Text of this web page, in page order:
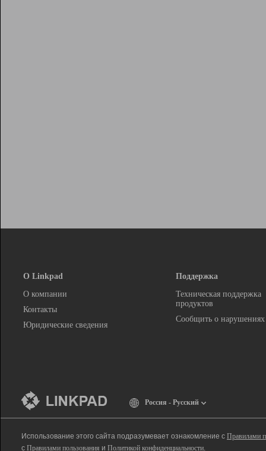
О Linkpad
О компании
Контакты
Юридические сведения
Поддержка
Техническая поддержка
продуктов
Сообщить о нарушениях
Россия - Русский
Использование этого сайта подразумевает ознакомление с Правилами
с Правилами пользования и Политикой конфиденциальности.